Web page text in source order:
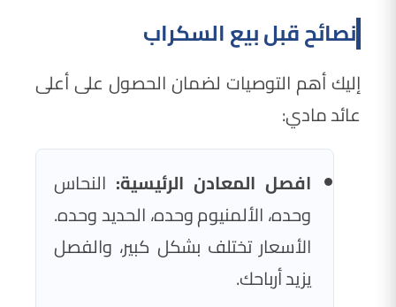
نصائح قبل بيع السكراب
إليك أهم التوصيات لضمان الحصول على أعلى
عائد مادي:
افصل المعادن الرئيسية: النحاس
وحده، الألمنيوم وحده، الحديد وحده.
الأسعار تختلف بشكل كبير، والفصل
يزيد أرباحك.